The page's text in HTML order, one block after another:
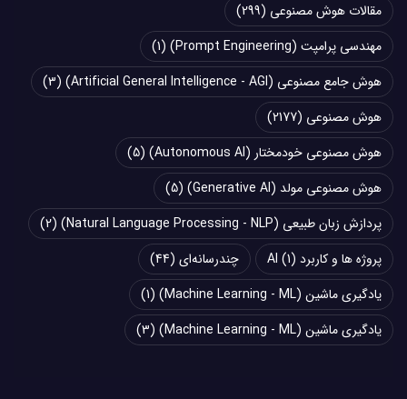
مقالات هوش مصنوعی (299)
مهندسی پرامپت (Prompt Engineering)
(1)
هوش جامع مصنوعی (Artificial General Intelligence - AGI)
(3)
هوش مصنوعی (2177)
هوش مصنوعی خودمختار (Autonomous AI)
(5)
هوش مصنوعی مولد (Generative AI)
(5)
پردازش زبان طبیعی (Natural Language Processing - NLP)
(2)
پروژه ها و کاربرد AI (1) چند‌‌رسانه‌ای (44)
یادگیری ماشین (Machine Learning - ML)
(1)
یادگیری ماشین (Machine Learning - ML)
(3)